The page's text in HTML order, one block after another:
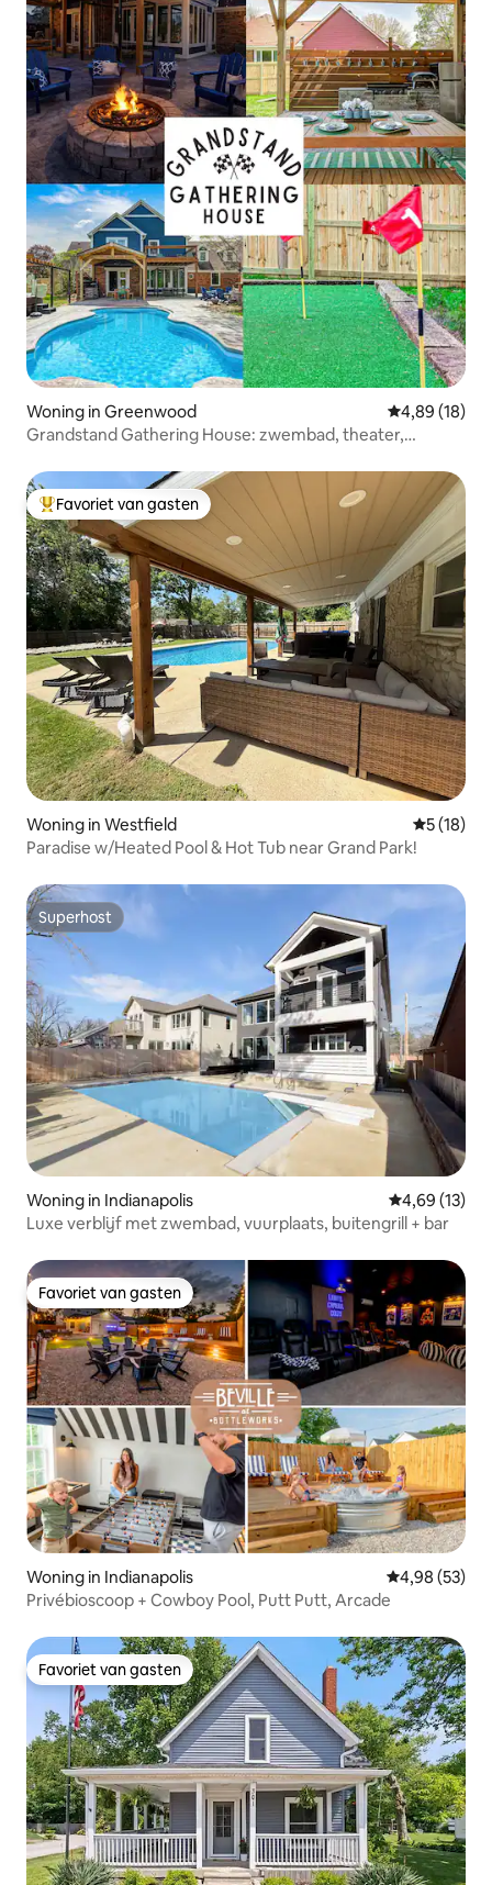
Woning in Greenwood Gemiddelde
4,89 (18)
Grandstand Gathering House: zwembad, theater,
Topfavoriet van gasten
Favoriet van gasten
Woning in Westfield
5 (18)
Paradise w/Heated Pool & Hot Tub near Grand Park!
Superhost
Superhost
Woning in Indianapolis Gemiddelde
4,69 (13)
Luxe verblijf met zwembad, vuurplaats, buitengrill + bar
Favoriet van gasten
Favoriet van gasten
Woning in Indianapolis Gemiddelde
4,98 (53)
Privébioscoop + Cowboy Pool, Putt Putt, Arcade
Favoriet van gasten
Favoriet van gasten